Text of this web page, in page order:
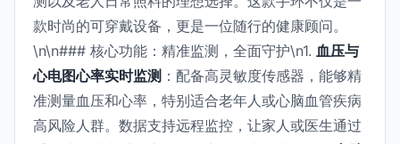
款时尚的可穿戴设备，更是一位随行的健康顾问。
\n\n### 核心功能：精准监测，全面守护\n1. 血压与
心电图心率实时监测 ：配备高灵敏度传感器，能够精
准测量血压和心率，特别适合老年人或心脑血管疾病
高风险人群。数据支持远程监控，让家人或医生通过